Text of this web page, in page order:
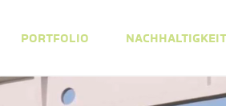
PORTFOLIO NACHHALTIGKEIT